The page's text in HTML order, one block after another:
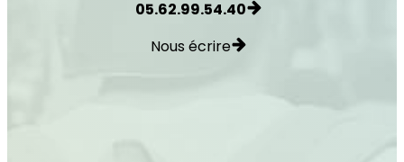
05.62.99.54.40
Nous écrire